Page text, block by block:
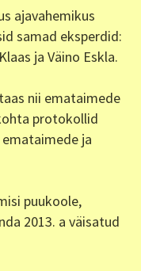
ajavahemikus
samad eksperdid:
ja Väino Eskla.
nii emataimede
protokollid
ja
puukoole,
2013. a väisatud